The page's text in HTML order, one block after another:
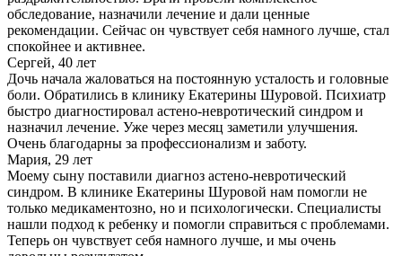
обследование, назначили лечение и дали ценные
рекомендации. Сейчас он чувствует себя намного лучше, стал
спокойнее и активнее.
Сергей, 40 лет
Дочь начала жаловаться на постоянную усталость и головные
боли. Обратились в клинику Екатерины Шуровой. Психиатр
быстро диагностировал астено-невротический синдром и
назначил лечение. Уже через месяц заметили улучшения.
Очень благодарны за профессионализм и заботу.
Мария, 29 лет
Моему сыну поставили диагноз астено-невротический
синдром. В клинике Екатерины Шуровой нам помогли не
только медикаментозно, но и психологически. Специалисты
нашли подход к ребенку и помогли справиться с проблемами.
Теперь он чувствует себя намного лучше, и мы очень